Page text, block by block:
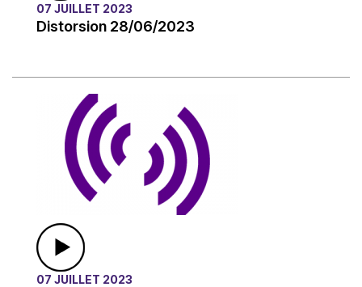
07 JUILLET 2023
Distorsion 28/06/2023
07 JUILLET 2023